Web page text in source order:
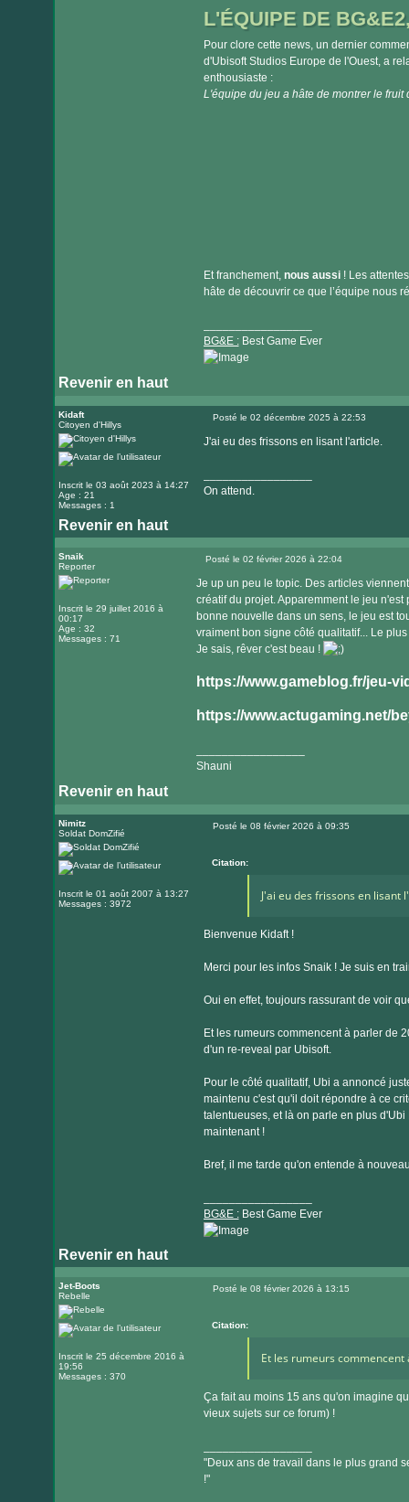
L'ÉQUIPE DE
Pour clore cette news, un dernier
d'Ubisoft Studios Europe de l'Ouest, a
enthousiaste :
L'équipe du jeu a hâte de montrer le fruit
Et franchement, nous aussi! Les
hâte de découvrir ce que l’équipe nous
BG&E :Best Game Ever
Revenir en haut
le
internet
Kidaft
Citoyen d'Hillys
Inscrit le 03 août 2023 à 14:27
Age : 21
Messages : 1
Posté le 02 décembre 2025 à 22:53
J'ai eu des frissons en lisant l'article.
On attend.
Revenir en haut
Snaik
Reporter
Inscrit le 29 juillet 2016 à
00:17
Age : 32
Messages : 71
Posté le 02 février 2026 à 22:04
Je up un peu le topic. Des articles
créatif du projet. Apparemment le jeu
bonne nouvelle dans un sens, le jeu est
vraiment bon signe côté qualitatif... Le
Je sais, rêver c'est beau !
https://www.gameblog.fr/jeu-
https://www.actugaming.net/
Shauni
Revenir en haut
Nimitz
Soldat DomZifié
Inscrit le 01 août 2007 à 13:27
Messages : 3972
Posté le 08 février 2026 à 09:35
Citation:
J'ai eu des frissons en lisant
Bienvenue Kidaft !
Merci pour les infos Snaik ! Je suis en
Oui en effet, toujours rassurant de voir
Et les rumeurs commencent à parler de
d'un re-reveal par Ubisoft.
Pour le côté qualitatif, Ubi a annoncé
maintenu c'est qu'il doit répondre à ce
talentueuses, et là on parle en plus
maintenant !
Bref, il me tarde qu'on entende à
BG&E :Best Game Ever
Revenir en haut
Visiter
le
Jet-Boots
Rebelle
Inscrit le 25 décembre 2016 à
19:56
Messages : 370
Posté le 08 février 2026 à 13:15
Citation:
Et les rumeurs
Ça fait au moins 15 ans qu'on imagine
vieux sujets sur ce forum) !
"Deux ans de travail dans le plus grand
!"